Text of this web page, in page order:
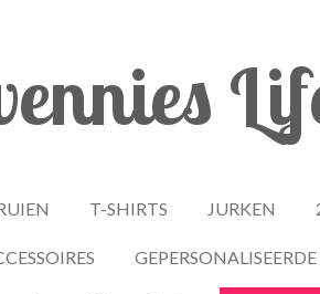
T-SHIRTS JURKEN